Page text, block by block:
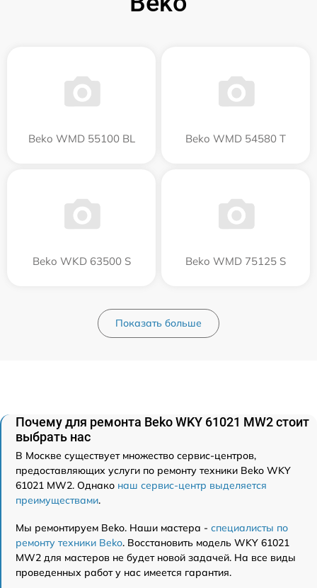
Beko WMD 55100 BL Beko WMD 54580 T
Beko WKD 63500 S Beko WMD 75125 S
Показать больше
Почему для ремонта Beko WKY 61021 MW2 стоит
выбрать нас
В Москве существует множество сервис-центров,
предоставляющих услуги по ремонту техники Beko WKY
61021 MW2. Однако наш сервис-центр выделяется
преимуществами.
Мы ремонтируем Beko. Наши мастера - специалисты по
ремонту техники Beko. Восстановить модель WKY 61021
MW2 для мастеров не будет новой задачей. На все виды
проведенных работ у нас имеется гарантия.